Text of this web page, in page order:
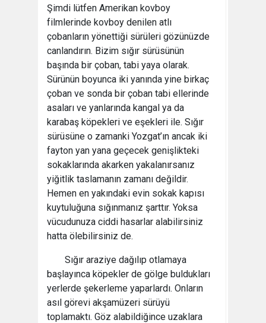
Şimdi lütfen Amerikan kovboy
filmlerinde kovboy denilen atlı
çobanların yönettiği sürüleri gözünüzde
canlandırın. Bizim sığır sürüsünün
başında bir çoban, tabi yaya olarak.
Sürünün boyunca iki yanında yine birkaç
çoban ve sonda bir çoban tabi ellerinde
asaları ve yanlarında kangal ya da
karabaş köpekleri ve eşekleri ile. Sığır
sürüsüne o zamanki Yozgat’ın ancak iki
fayton yan yana geçecek genişlikteki
sokaklarında akarken yakalanırsanız
yiğitlik taslamanın zamanı değildir.
Hemen en yakındaki evin sokak kapısı
kuytuluğuna sığınmanız şarttır. Yoksa
vücudunuza ciddi hasarlar alabilirsiniz
hatta ölebilirsiniz de.
Sığır araziye dağılıp otlamaya
başlayınca köpekler de gölge buldukları
yerlerde şekerleme yaparlardı. Onların
asıl görevi akşamüzeri sürüyü
toplamaktı. Göz alabildiğince uzaklara